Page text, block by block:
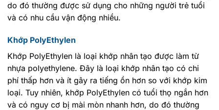
do đó thường được sử dụng cho những người trẻ tuổi
và có nhu cầu vận động nhiều.
Khớp PolyEthylen
Khớp PolyEthylen là loại khớp nhân tạo được làm từ
nhựa polyethylene. Đây là loại khớp nhân tạo có chi
phí thấp hơn và ít gây ra tiếng ồn hơn so với khớp kim
loại. Tuy nhiên, khớp PolyEthylen có tuổi thọ ngắn hơn
và có nguy cơ bị mài mòn nhanh hơn, do đó thường